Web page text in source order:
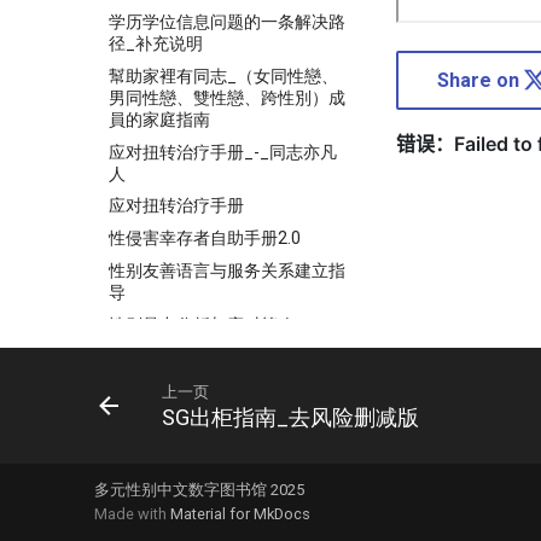
学历学位信息问题的一条解决路
径_补充说明
幫助家裡有同志_（女同性戀、
男同性戀、雙性戀、跨性別）成
員的家庭指南
应对扭转治疗手册_-_同志亦凡
人
应对扭转治疗手册
性侵害幸存者自助手册2.0
性别友善语言与服务关系建立指
导
性别暴力分析与应对策略
支持新西兰的彩虹人群性少数人
群：精神心理健康专业_人员实
是非男女-2
Share on
上一页
SG出柜指南_去风险删减版
多元性别中文数字图书馆 2025
Made with Material for MkDocs